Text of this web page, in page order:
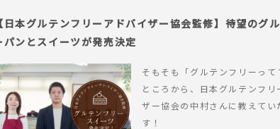
【日本グルテンフリーアドバイザー協会監修】待望のグ
パンとスイーツが発売決定
そもそも「グルテンフリーって
ところから、日本グルテンフリ
ザー協会の中村さんに教えてい
す！